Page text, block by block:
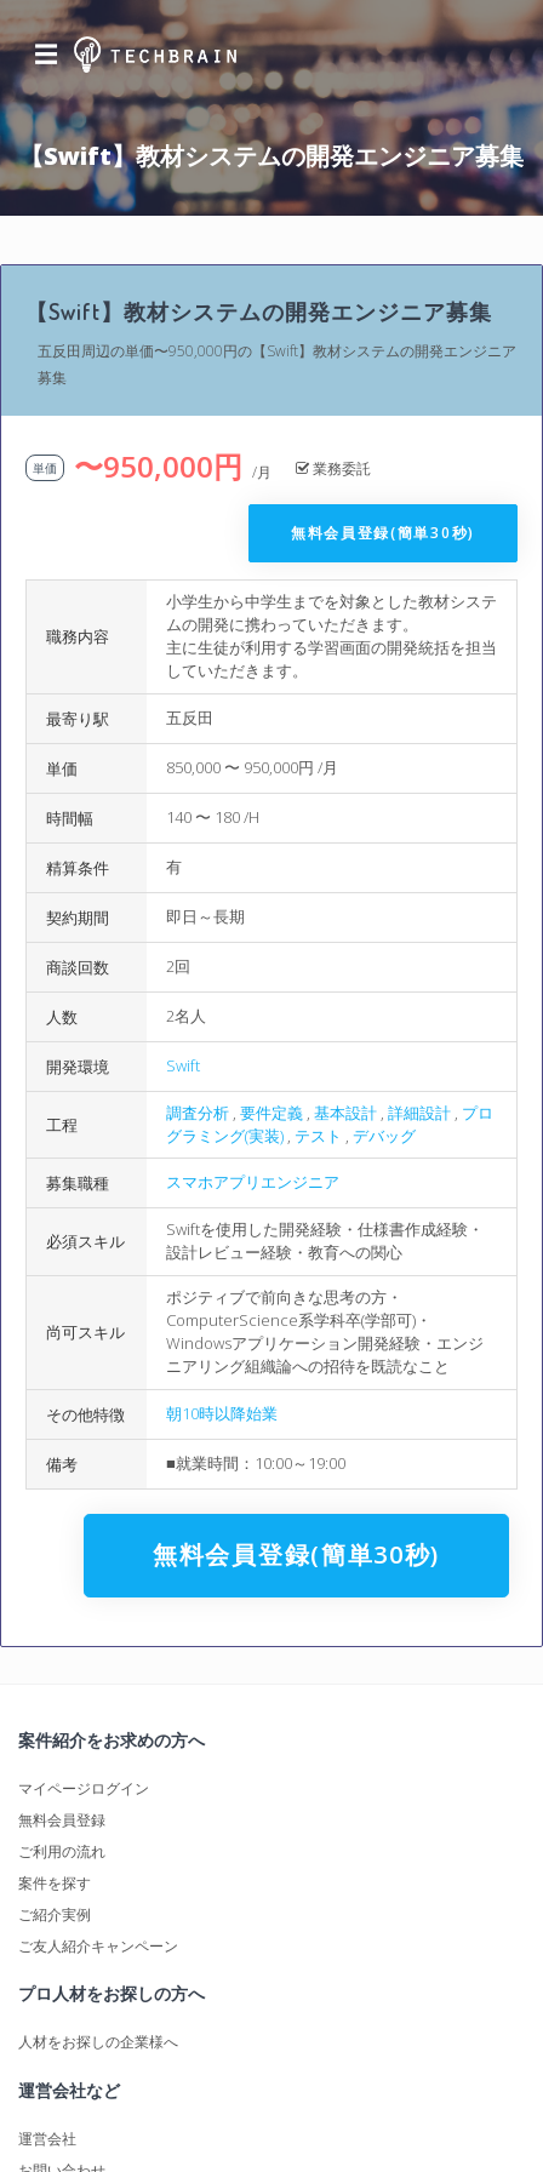
☰
【Swift】教材システムの開発エンジニア募集
【Swift】教材システムの開発エンジニア募集
五反田周辺の単価〜950,000円の【Swift】教材システムの開発エンジニア
募集
単価 〜950,000円 /月 業務委託
無料会員登録(簡単30秒)
職務内容
小学生から中学生までを対象とした教材システ
ムの開発に携わっていただきます。
主に生徒が利用する学習画面の開発統括を担当
していただきます。
最寄り駅 五反田
単価 850,000 〜 950,000円 /月
時間幅 140 〜 180 /H
精算条件 有
契約期間 即日～長期
商談回数 2回
人数 2名人
開発環境 Swift
工程
調査分析 , 要件定義 , 基本設計 , 詳細設計 , プロ
グラミング(実装) , テスト , デバッグ
募集職種 スマホアプリエンジニア
必須スキル
Swiftを使用した開発経験・仕様書作成経験・
設計レビュー経験・教育への関心
尚可スキル
ポジティブで前向きな思考の方・
ComputerScience系学科卒(学部可)・
Windowsアプリケーション開発経験・エンジ
ニアリング組織論への招待を既読なこと
その他特徴 朝10時以降始業
備考 ■就業時間：10:00～19:00
無料会員登録(簡単30秒)
案件紹介をお求めの方へ
マイページログイン
無料会員登録
ご利用の流れ
案件を探す
ご紹介実例
ご友人紹介キャンペーン
プロ人材をお探しの方へ
人材をお探しの企業様へ
運営会社など
運営会社